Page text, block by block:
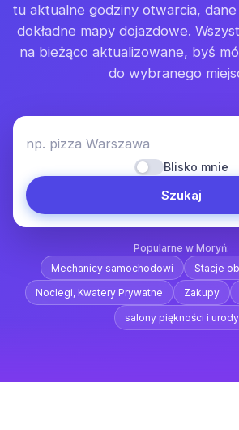
tu aktualne godziny otwarcia,
dokładne mapy dojazdowe.
na bieżąco aktualizowane, byś
do wybranego
np. pizza Warszawa
Blisko mnie
Szukaj
Popularne w Moryń:
Mechanicy samochodowi
Stacje
Noclegi, Kwatery Prywatne Zakupy
salony piękności i urody